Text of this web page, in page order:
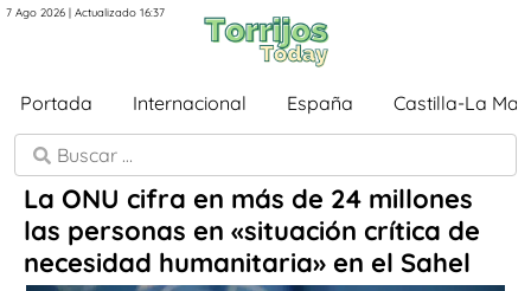
7 Ago 2026 | Actualizado 16:37
Portada Internacional España Castilla-La
La ONU cifra en más de 24 millones
las personas en «situación crítica de
necesidad humanitaria» en el Sahel